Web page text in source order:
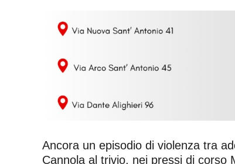
Ancora un episodio di violenza tra
Cannola al trivio, nei pressi di corso